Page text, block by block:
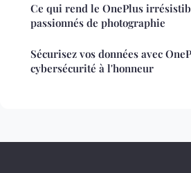
Ce qui rend le OnePlus
passionnés de photographie
Sécurisez vos données avec
cybersécurité à l'honneur